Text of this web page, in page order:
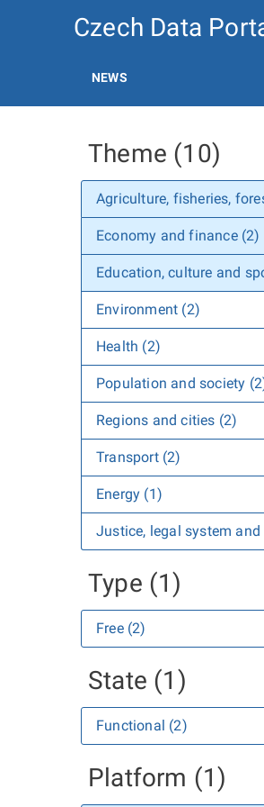
Czech Data
NEWS
Theme (10)
Agriculture, fisheries,
Economy and finance (2)
Education, culture and
Environment (2)
Health (2)
Population and society
Regions and cities (2)
Transport (2)
Energy (1)
Justice, legal system
Type (1)
Free (2)
State (1)
Functional (2)
Platform (1)